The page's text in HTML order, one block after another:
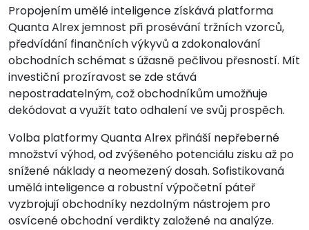
Propojením umělé inteligence získává platforma
Quanta Alrex jemnost při prosévání tržních vzorců,
předvídání finančních výkyvů a zdokonalování
obchodních schémat s úžasně pečlivou přesností. Mít
investiční prozíravost se zde stává
nepostradatelným, což obchodníkům umožňuje
dekódovat a využít tato odhalení ve svůj prospěch.
Volba platformy Quanta Alrex přináší nepřeberné
množství výhod, od zvýšeného potenciálu zisku až po
snížené náklady a neomezený dosah. Sofistikovaná
umělá inteligence a robustní výpočetní páteř
vyzbrojují obchodníky nezdolným nástrojem pro
osvícené obchodní verdikty založené na analýze.